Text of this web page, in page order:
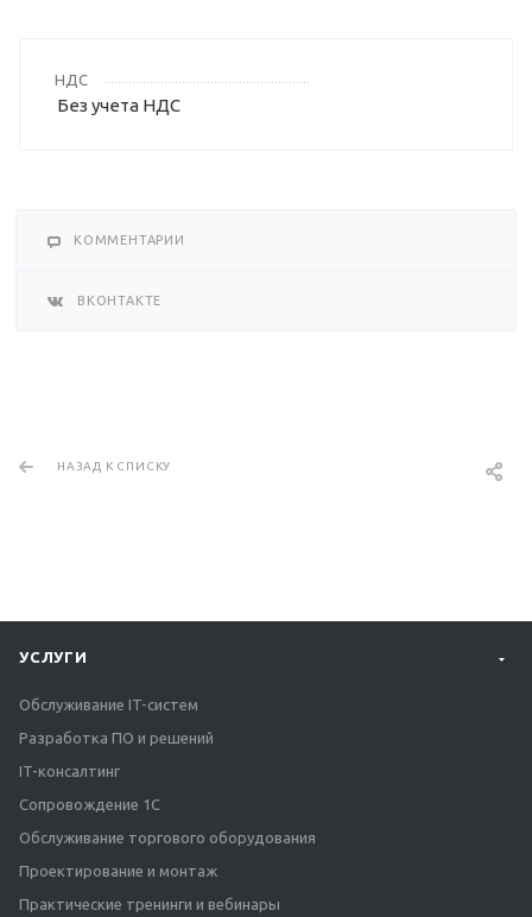
НДС
Без учета НДС
КОММЕНТАРИИ
ВКОНТАКТЕ
НАЗАД К СПИСКУ
УСЛУГИ
Обслуживание IT-систем
Разработка ПО и решений
IT-консалтинг
Сопровождение 1С
Обслуживание торгового оборудования
Проектирование и монтаж
Практические тренинги и вебинары